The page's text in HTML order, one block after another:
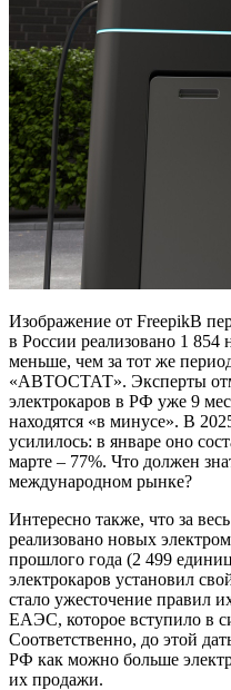
Изображение от FreepikВ
в России реализовано 1 854
меньше, чем за тот же
«АВТОСТАТ». Эксперты
электрокаров в РФ уже 9
находятся «в минусе». В
усилилось: в январе оно
марте – 77%. Что должен
международном рынке?
Интересно также, что за
реализовано новых
прошлого года (2 499
электрокаров установил
стало ужесточение правил
ЕАЭС, которое вступило в
Соответственно, до этой
РФ как можно больше
их продажи.